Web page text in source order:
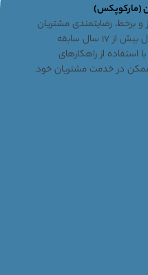
(مارکوپکس)
برخط، رضایتمندی مشتریان
خود را اولویت اول قرارداده و در طول بیش از ۱۷ سال سابقه
استفاده از راهکارهای
ممکن در خدمت مشتریان خود